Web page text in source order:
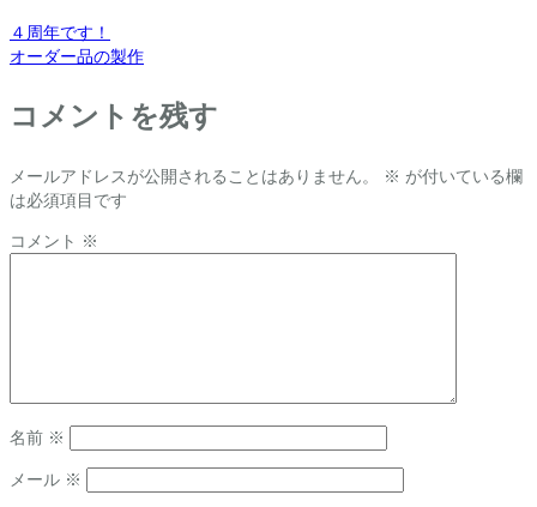
４周年です！
オーダー品の製作
コメントを残す
メールアドレスが公開されることはありません。 ※ が付いている欄
は必須項目です
コメント ※
名前 ※
メール ※